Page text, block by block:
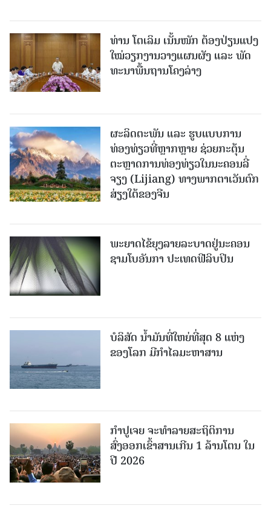
ທ່ານ ໂຕ​ເລິມ ເນັ້ນໜັກ ຕ້ອງ​ປ່ຽນ​ແປງ​
ໃໝ່​ວຽກ​ງານ​ວາງ​ແຜນ​ຜັງ ແລະ ​ພັດ​
ທະ​ນາ​ພື້ນ​ຖານ​ໂຄງ​ລ່າງ
ຜະລິດຕະພັນ ແລະ ຮູບແບບການ
ທ່ອງທ່ຽວທີ່ຫຼາກຫຼາຍ ຊ່ວຍກະຕຸ້ນ
ຕະຫຼາດການທ່ອງທ່ຽວໃນນະຄອນລີ່
ຈຽງ (Lijiang) ທາງພາກຕາເວັນຕົກ
ສ່ຽງໃຕ້ຂອງຈີນ
ພະຍາດໄຂ້ຍຸງລາຍລະບາດຢູ່ນະຄອນ
ຊາມໂບ​ອັນກາ ປະເທດຟີລິບປິນ
ບໍລິສັດ ນ້ຳມັນທີ່ໃຫຍ່ທີ່ສຸດ 8 ແຫ່ງ
ຂອງໂລກ ມີກຳໄລມະຫາສານ
ກຳປູເຈຍ ຈະທຳລາຍສະຖິຕິການ
ສົ່ງອອກເຂົ້າສານເກີນ 1 ລ້ານໂຕນ ໃນ
ປີ 2026